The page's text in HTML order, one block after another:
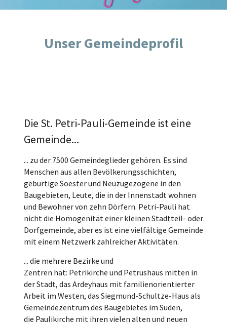
Unser Gemeindeprofil
Die St. Petri-Pauli-Gemeinde ist eine
Gemeinde...
... zu der 7500 Gemeindeglieder gehören. Es sind
Menschen aus allen Bevölkerungsschichten,
gebürtige Soester und Neuzugezogene in den
Baugebieten, Leute, die in der Innenstadt wohnen
und Bewohner von zehn Dörfern. Petri-Pauli hat
nicht die Homogenität einer kleinen Stadtteil- oder
Dorfgemeinde, aber es ist eine vielfältige Gemeinde
mit einem Netzwerk zahlreicher Aktivitäten.
... die mehrere Bezirke und
Zentren hat: Petrikirche und Petrushaus mitten in
der Stadt, das Ardeyhaus mit familienorientierter
Arbeit im Westen, das Siegmund-Schultze-Haus als
Gemeindezentrum des Baugebietes im Süden,
die Paulikirche mit ihren vielen alten und neuen